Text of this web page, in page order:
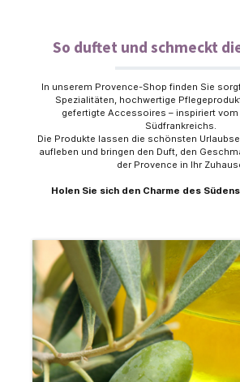
So duftet und schmeckt
In unserem Provence-Shop finden Sie
Spezialitäten, hochwertige
gefertigte Accessoires – inspiriert vom
Südfrankreichs.
Die Produkte lassen die schönsten
aufleben und bringen den Duft, den
der Provence in Ihr
Holen Sie sich den Charme des